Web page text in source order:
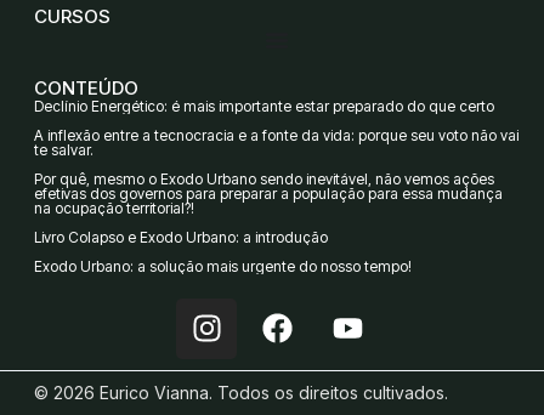
CURSOS
CONTEÚDO
Declínio Energético: é mais importante estar preparado do que certo
A inflexão entre a tecnocracia e a fonte da vida: porque seu voto não vai
te salvar.
Por quê, mesmo o Êxodo Urbano sendo inevitável, não vemos ações
efetivas dos governos para preparar a população para essa mudança
na ocupação territorial?!
Livro Colapso e Êxodo Urbano: a introdução
Êxodo Urbano: a solução mais urgente do nosso tempo!
I
n
s
t
F
a
c
e
Y
o
u
t
© 2026 Eurico Vianna. Todos os direitos cultivados.